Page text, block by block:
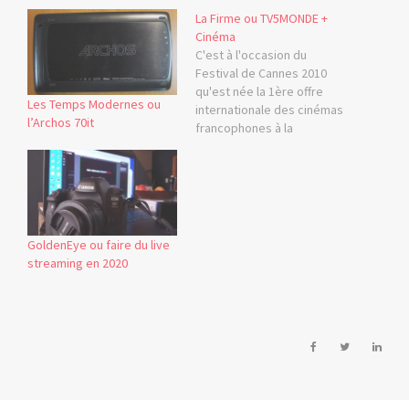
Les Temps Modernes ou
l’Archos 70it
La Firme ou TV5MONDE +
Cinéma
C'est à l'occasion du
Festival de Cannes 2010
qu'est née la 1ère offre
internationale des cinémas
francophones à la
GoldenEye ou faire du live
streaming en 2020